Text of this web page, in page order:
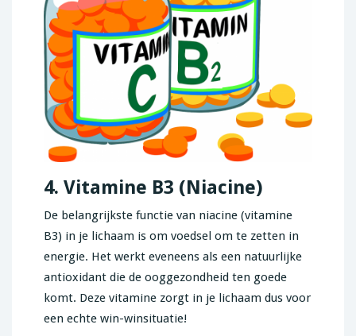
4. Vitamine B3 (Niacine)
De belangrijkste functie van niacine (vitamine
B3) in je lichaam is om voedsel om te zetten in
energie. Het werkt eveneens als een natuurlijke
antioxidant die de ooggezondheid ten goede
komt. Deze vitamine zorgt in je lichaam dus voor
een echte win-winsituatie!